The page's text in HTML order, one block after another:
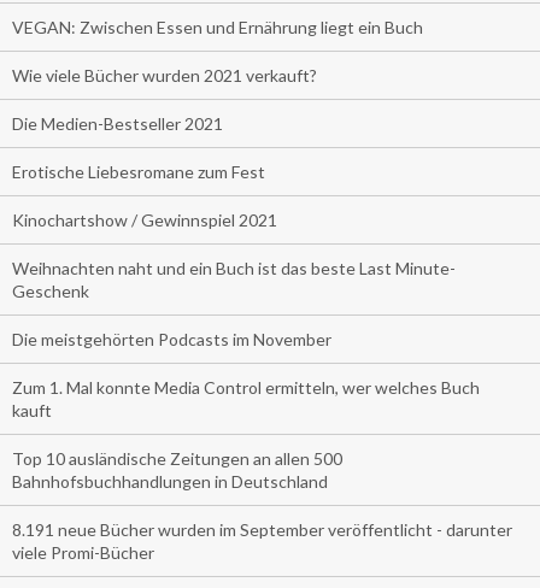
VEGAN: Zwischen Essen und Ernährung liegt ein Buch
Wie viele Bücher wurden 2021 verkauft?
Die Medien-Bestseller 2021
Erotische Liebesromane zum Fest
Kinochartshow / Gewinnspiel 2021
Weihnachten naht und ein Buch ist das beste Last Minute-
Geschenk
Die meistgehörten Podcasts im November
Zum 1. Mal konnte Media Control ermitteln, wer welches Buch
kauft
Top 10 ausländische Zeitungen an allen 500
Bahnhofsbuchhandlungen in Deutschland
8.191 neue Bücher wurden im September veröffentlicht - darunter
viele Promi-Bücher